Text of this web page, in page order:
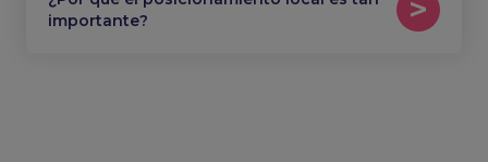
importante?